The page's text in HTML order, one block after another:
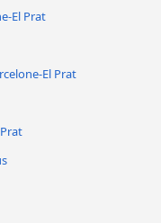
El Prat
El Prat